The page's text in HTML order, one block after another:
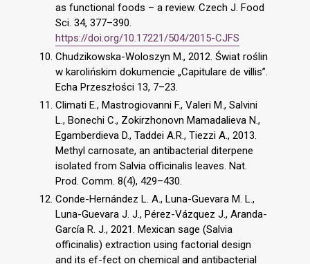
as functional foods – a review. Czech J. Food
Sci. 34, 377–390.
https://doi.org/10.17221/504/2015-CJFS
Chudzikowska-Woloszyn M., 2012. Świat roślin
w karolińskim dokumencie „Capitulare de villis”.
Echa Przeszłości 13, 7–23.
Climati E., Mastrogiovanni F., Valeri M., Salvini
L., Bonechi C., Zokirzhonovn Mamadalieva N.,
Egamberdieva D., Taddei A.R., Tiezzi A., 2013.
Methyl carnosate, an antibacterial diterpene
isolated from Salvia officinalis leaves. Nat.
Prod. Comm. 8(4), 429–430.
Conde-Hernández L. A., Luna-Guevara M. L.,
Luna-Guevara J. J., Pérez-Vázquez J., Aranda-
García R. J., 2021. Mexican sage (Salvia
officinalis) extraction using factorial design
and its ef-fect on chemical and antibacterial